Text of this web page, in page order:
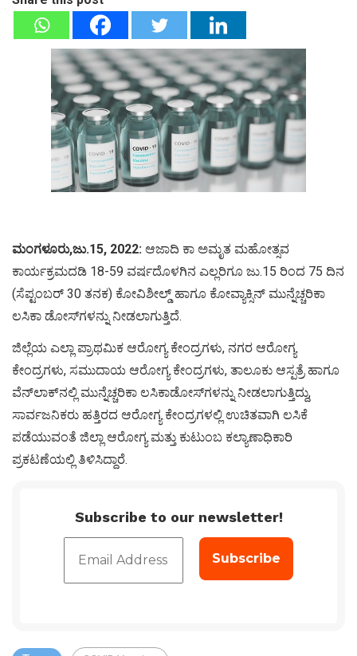
ಮಂಗಳೂರು,ಜು.15, 2022: ಆಜಾದಿ ಕಾ ಅಮೃತ ಮಹೋತ್ಸವ
ಕಾರ್ಯಕ್ರಮದಡಿ 18-59 ವರ್ಷದೊಳಗಿನ ಎಲ್ಲರಿಗೂ ಜು.15 ರಿಂದ 75 ದಿನ
(ಸೆಪ್ಟಂಬರ್ 30 ತನಕ) ಕೋವಿಶೀಲ್ಡ್ ಹಾಗೂ ಕೋವ್ಯಾಕ್ಸಿನ್ ಮುನ್ನೆಚ್ಚರಿಕಾ
ಲಸಿಕಾ ಡೋಸ್‍ಗಳನ್ನು ನೀಡಲಾಗುತ್ತಿದೆ.
ಜಿಲ್ಲೆಯ ಎಲ್ಲಾ ಪ್ರಾಥಮಿಕ ಆರೋಗ್ಯ ಕೇಂದ್ರಗಳು, ನಗರ ಆರೋಗ್ಯ
ಕೇಂದ್ರಗಳು, ಸಮುದಾಯ ಆರೋಗ್ಯ ಕೇಂದ್ರಗಳು, ತಾಲೂಕು ಆಸ್ಪತ್ರೆ ಹಾಗೂ
ವೆನ್‍ಲಾಕ್‍ನಲ್ಲಿ ಮುನ್ನೆಚ್ಚರಿಕಾ ಲಸಿಕಾಡೋಸ್‍ಗಳನ್ನು ನೀಡಲಾಗುತ್ತಿದ್ದು,
ಸಾರ್ವಜನಿಕರು ಹತ್ತಿರದ ಆರೋಗ್ಯ ಕೇಂದ್ರಗಳಲ್ಲಿ ಉಚಿತವಾಗಿ ಲಸಿಕೆ
ಪಡೆಯುವಂತೆ ಜಿಲ್ಲಾ ಆರೋಗ್ಯ ಮತ್ತು ಕುಟುಂಬ ಕಲ್ಯಾಣಾಧಿಕಾರಿ
ಪ್ರಕಟಣೆಯಲ್ಲಿ ತಿಳಿಸಿದ್ದಾರೆ.
Subscribe to our newsletter!